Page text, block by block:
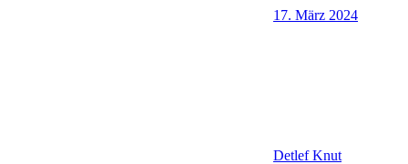
17. März 2024
Detlef Knut